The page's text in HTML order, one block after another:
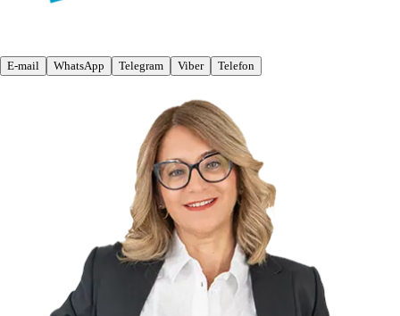
E-mail WhatsApp Telegram Viber Telefon